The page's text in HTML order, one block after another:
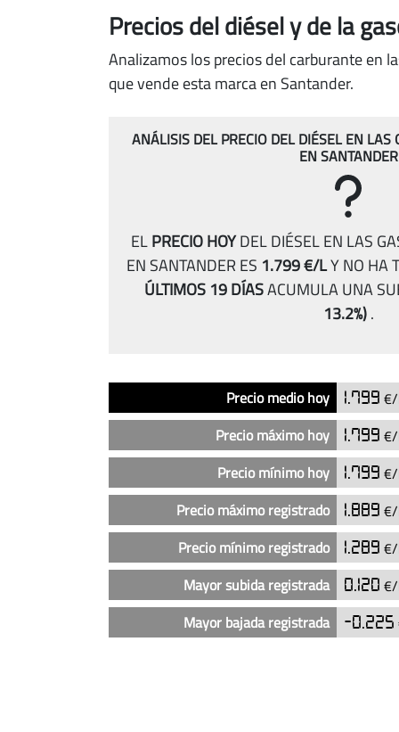
Precios del diésely de la
Analizamos los precios del carburante en
que vende esta marca en Santander.
ANÁLISIS DEL PRECIO DEL DIÉSEL EN LAS
EN SANTANDER
ELPRECIO HOYDEL DIÉSEL EN LAS
EN SANTANDER ES 1.799 €/LY NO HA
ÚLTIMOS 19 DÍASACUMULA UNA
13.2%).
Análisis
del
en
gasolineras
Santander
hoy)
Precio medio hoy 1.799
Precio máximo hoy
1.799
Precio mínimo hoy
1.799
Precio máximo registrado
1.889
Precio mínimo registrado 1.289
Mayor subida registrada 0.120
Mayor bajada registrada -0.225